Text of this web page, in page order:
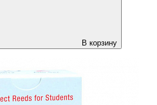
В корзину